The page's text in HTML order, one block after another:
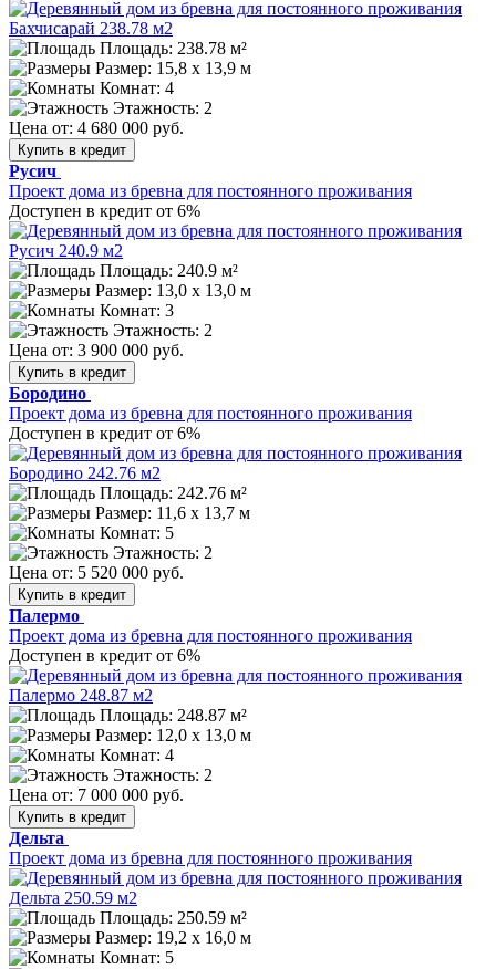
Площадь: 238.78 м²
Размер: 15,8 х 13,9 м
Комнат: 4
Этажность: 2
Цена от: 4 680 000 руб.
Купить в кредит
Русич
Проект дома из бревна для постоянного проживания
Доступен в кредит от 6%
Площадь: 240.9 м²
Размер: 13,0 х 13,0 м
Комнат: 3
Этажность: 2
Цена от: 3 900 000 руб.
Купить в кредит
Бородино
Проект дома из бревна для постоянного проживания
Доступен в кредит от 6%
Площадь: 242.76 м²
Размер: 11,6 х 13,7 м
Комнат: 5
Этажность: 2
Цена от: 5 520 000 руб.
Купить в кредит
Палермо
Проект дома из бревна для постоянного проживания
Доступен в кредит от 6%
Площадь: 248.87 м²
Размер: 12,0 х 13,0 м
Комнат: 4
Этажность: 2
Цена от: 7 000 000 руб.
Купить в кредит
Дельта
Проект дома из бревна для постоянного проживания
Площадь: 250.59 м²
Размер: 19,2 х 16,0 м
Комнат: 5